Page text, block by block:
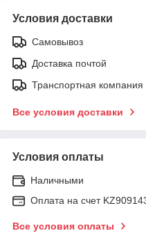
Условия доставки
Самовывоз
Доставка почтой
Транспортная компания
Все условия доставки
Условия оплаты
Наличными
Оплата на счет
Все условия оплаты